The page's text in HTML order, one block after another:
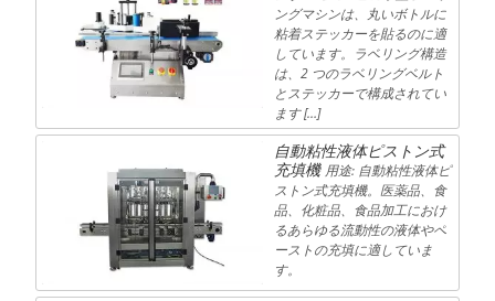
ングマシンは、丸いボトルに
粘着ステッカーを貼るのに適
しています。ラベリング構造
は、2 つのラベリングベルト
とステッカーで構成されてい
ます […]
自動粘性液体ピストン式
充填機 用途: 自動粘性液体ピ
ストン式充填機。医薬品、食
品、化粧品、食品加工におけ
るあらゆる流動性の液体やペ
ーストの充填に適していま
す。